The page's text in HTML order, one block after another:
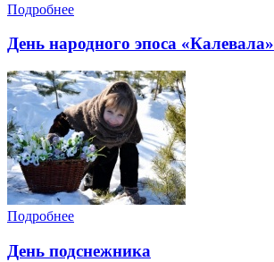
Подробнее
День народного эпоса «Калевала»
Подробнее
День подснежника